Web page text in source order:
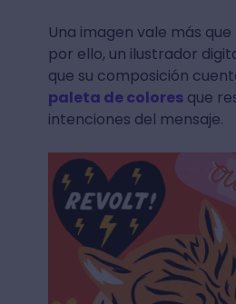
Una imagen vale más
por ello, un ilustrador
que su composición
paleta de coloresque
intenciones del mensaje.